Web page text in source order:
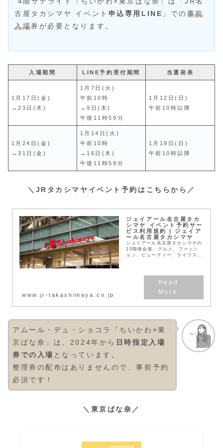
古屋タカシマヤ イベント 申込専用LINE 」での事前
入場券が必要となります。
入場期間 LINE予約受付期間 当選発表
1月17日(金)
→23日(木)
1月7日(火)
午前10時
→9日(木)
午後11時59分
1月12日(日)
午前10時以降
1月24日(金)
→31日(金)
1月14日(火)
午前10時
→16日(木)
午後11時59分
1月19日(日)
午前10時以降
＼JRタカシマヤイベント予約 はこちらから ／
ジェイアール名古屋タカ
シマヤ イベント予約サー
ビス利用規約 | ジェイア
ール名古屋タカシマヤ
ジェイアール名古屋タカシマヤの
10階催会場、グルメ、ファッシ
ョン、ビューティー、ライフスタ
www.jr-takashimaya.co.jp
アムール・デュ・ショコラ「ちいかわ×東
京ばな奈」は、2024年から 日時指定入場
券での入場 となっています。
整理券の配布はありませんので、事前予約
必須です！
＼東京ばな奈／